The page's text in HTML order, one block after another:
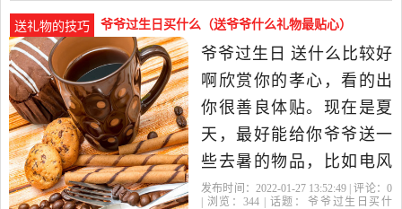
非常实用的礼物。 送给老
人的手工礼物之贺卡 贺卡
虽然听起来比较简单，但
你可以制作的有心意一...送
什么手
送礼物的技巧 爷爷过生日买什么（送爷爷什么礼物最贴心）
爷爷过生日 送什么比较好
啊欣赏你的孝心，看的出
你很善良体贴。现在是夏
天，最好能给你爷爷送一
些去暑的物品，比如电风
扇和蚊帐，再说老人年龄
发布时间：2022-01-27 13:52:49 | 评论： 0
| 浏览：344 | 话题：
爷爷过生日买什